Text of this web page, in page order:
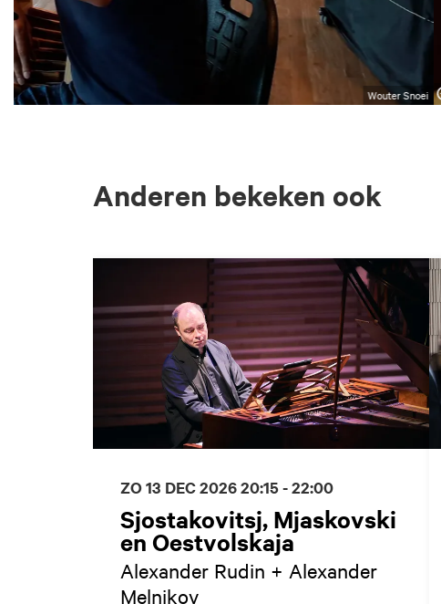
Wouter Snoei
Anderen bekeken ook
Sjostakovitsj, Mjaskovski
en Oestvolskaja
Alexander Rudin + Alexander
Melnikov
ZO 13 DEC 202620:15 - 22:00